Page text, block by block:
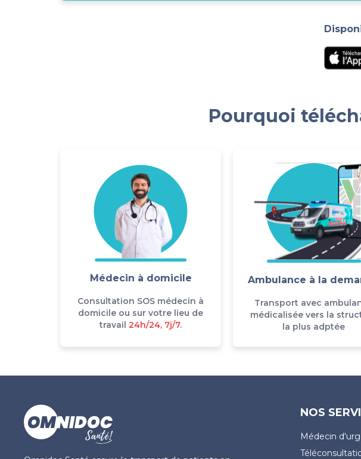
Pourquoi
Médecin à domicile
Consultation SOS médecin à
domicile ou sur votre lieu de
travail 24h/24, 7j/7.
Ambulance à la
Transport avec
médicalisée vers la
la plus adptée
NOS
Médecin